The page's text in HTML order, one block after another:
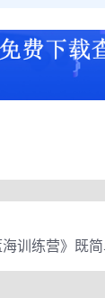
海训练营》既